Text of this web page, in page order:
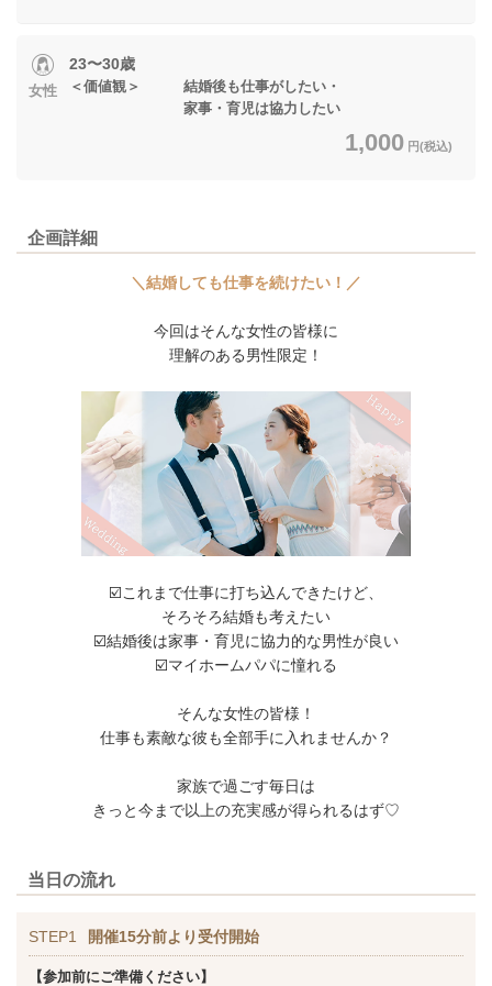
女性
23〜30歳
＜価値観＞ 結婚後も仕事がしたい・
家事・育児は協力したい
1,000 円(税込)
企画詳細
＼結婚しても仕事を続けたい！／
今回はそんな女性の皆様に
理解のある男性限定！
☑️これまで仕事に打ち込んできたけど、
そろそろ結婚も考えたい
☑️結婚後は家事・育児に協力的な男性が良い
☑️マイホームパパに憧れる
そんな女性の皆様！
仕事も素敵な彼も全部手に入れませんか？
家族で過ごす毎日は
きっと今まで以上の充実感が得られるはず♡
当日の流れ
STEP1 開催15分前より受付開始
【参加前にご準備ください】